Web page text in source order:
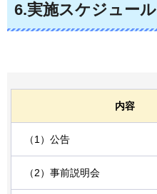
6.実施スケジュール
内容
（1）公告
（2）事前説明会